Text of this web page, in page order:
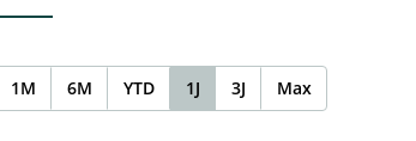
1M 6M YTD 1J 3J Max